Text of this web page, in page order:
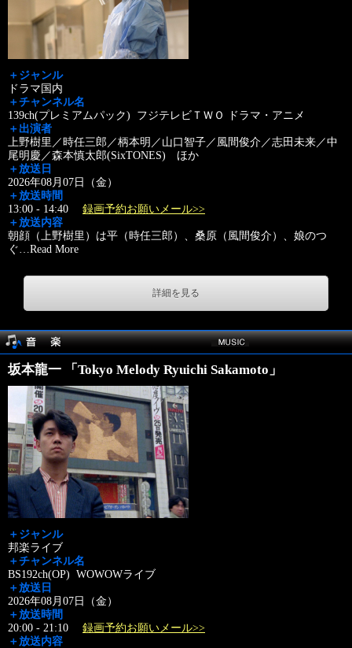
＋ジャンル
ドラマ国内
＋チャンネル名
139ch(プレミアムパック) フジテレビＴＷＯ ドラマ・アニメ
＋出演者
上野樹里／時任三郎／柄本明／山口智子／風間俊介／志田未来／中
尾明慶／森本慎太郎(SixTONES) ほか
＋放送日
2026年08月07日（金）
＋放送時間
13:00 - 14:40 録画予約お願いメール>>
＋放送内容
朝顔（上野樹里）は平（時任三郎）、桑原（風間俊介）、娘のつ
ぐ…Read More
詳細を見る
坂本龍一 「Tokyo Melody Ryuichi Sakamoto」
＋ジャンル
邦楽ライブ
＋チャンネル名
BS192ch(OP) WOWOWライブ
＋放送日
2026年08月07日（金）
＋放送時間
20:00 - 21:10 録画予約お願いメール>>
＋放送内容